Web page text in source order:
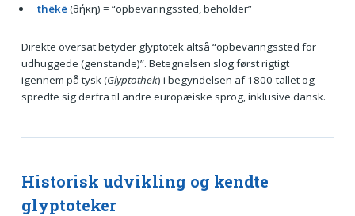
thēkē(θήκη) = “opbevaringssted, beholder”
Direkte oversat betyder glyptotek altså “opbevaringssted for
udhuggede (genstande)”. Betegnelsen slog først rigtigt
igennem på tysk (Glyptothek) i begyndelsen af 1800-tallet og
spredte sig derfra til andre europæiske sprog, inklusive dansk.
Historisk udvikling og kendte
glyptoteker